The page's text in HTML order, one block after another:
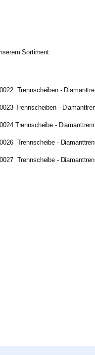
Sortiment:
Trennscheiben -
Trennscheiben -
Trennscheibe -
Trennscheibe -
Trennscheibe -